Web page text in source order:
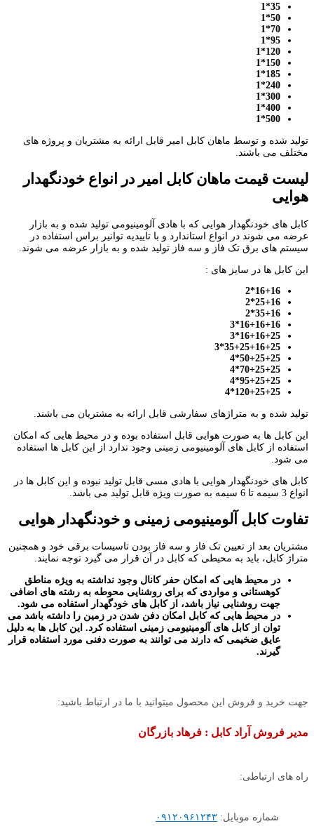
35*1
50*1
70*1
95*1
120*1
150*1
185*1
240*1
300*1
400*1
500*1
تولید شده و توسط ماهان کابل امیر قابل ارائه به مشتریان و پروژه های
مختلف می باشند.
لیست قیمت ماهان کابل امیر در انواع خودنگهدار
هوایی
کابل های خودنگهدار هوایی که با هادی آلومینیومی تولید شده و به بازار
عرضه می شوند در انواع استاندارد و با تاییدیه توانیر براس استفاده در
سیستم های برق تک فاز و سه فاز تولید شده و به بازار عرضه می شوند.
این کابل ها در سایز های :
16+16*2
25+16*2
35+16*2
16+16+16*3
16+16+25*3
35+25+16+25*3
50+25+25*4
70+25+25*4
95+25+25*4
120+25+25*4
تولید شده و به متراژهای سفارشی قابل ارائه به مشتریان می باشند.
این کابل ها به صورت هوایی قابل استفاده بوده و در محیط هایی که امکان
استفاده از کابل های آلومینیومی زمینی وجود ندارد از این کابل ها استفاده
می شود.
کابل های خودنگهدار هوایی با هادی مسی قابل تولید نبوده و این کابل ها در
انواع 3 سیمه تا 6 سیمه به صورت ویژه قابل تولید می باشد.
تفاوت کابل آلومینیومی زمینی و خودنگهدار هوایی
مشتریان بعد از تعیین تک فاز و سه فاز بودن تاسیسات برقی خود و همچنین
متراژ کابل، باید به محیطی که کابل در آن قرار می گیرد توجه نمایند.
در محیط هایی که امکان حفر کانال وجود نداشته به ویژه مناطق
کوهستانی و مواردی که برای روشنایی محوطه به رشته های اضافی
جهت روشنایی نیاز باشد، از کابل های خودگهدار استفاده می شود.
در محیط هایی که کابل امکان دفن شدن در زمین را داشته باشد می
توان از کابل های آلومینیومی زمینی استفاده کرد. این کابل ها به دلیل
عایق ضخیمی که دارند می توانند به صورت دفنی مورد استفاده قرار
گیرند.
جهت خرید و فروش این محصول میتوانید با ما در ارتباط باشید:
مدیر فروش آراد کابل : فرهاد بازرگان
راه های ارتباطی:
شماره موبایل: ۰۹۱۲۰۹۶۱۲۴۳